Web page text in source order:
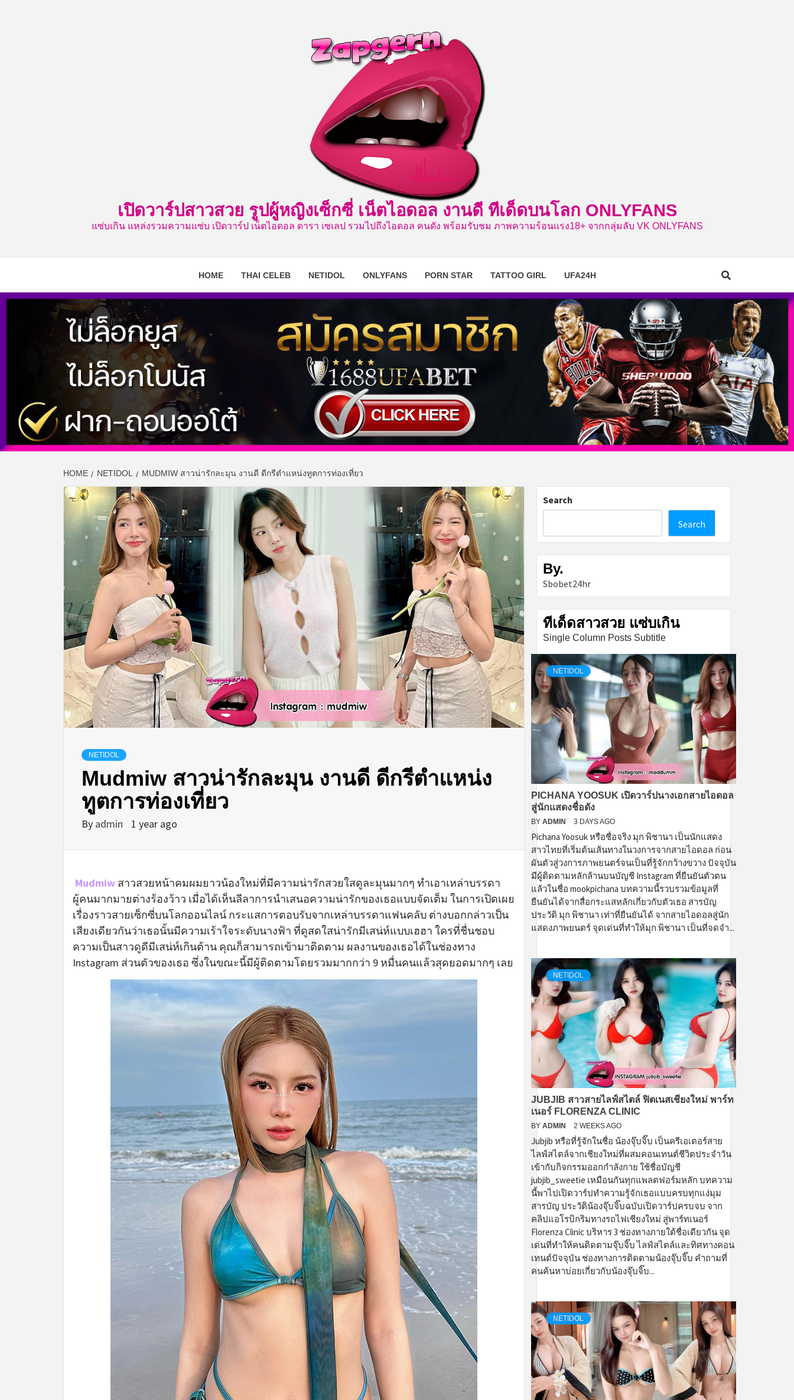
เปิดวาร์ปสาวสวย รูปผู้หญิงเซ็กซี่ เน็ตไอดอล งานดี ทีเด็ดบนโลก ONLYFANS
แซ่บเกิน แหล่งรวมความแซ่บ เปิดวาร์ป เน็ตไอดอล ดารา เซเลป รวมไปถึงไอดอล คนดัง พร้อมรับชม ภาพความร้อนแรง18+ จากกลุ่มลับ VK ONLYFANS
HOME THAI CELEB NETIDOL ONLYFANS PORN STAR TATTOO GIRL UFA24H
HOME NETIDOL MUDMIW สาวน่ารักละมุน งานดี ดีกรีตำแหน่งทูตการท่องเที่ยว
NETIDOL
Mudmiw สาวน่ารักละมุน งานดี ดีกรีตำแหน่ง
ทูตการท่องเที่ยว
By admin 1 year ago
Mudmiw สาวสวยหน้าคมผมยาวน้องใหม่ที่มีความน่ารักสวยใสดูละมุนมากๆ ทำเอาเหล่าบรรดา
ผู้คนมากมายต่างร้องว้าว เมื่อได้เห็นลีลาการนำเสนอความน่ารักของเธอแบบจัดเต็ม ในการเปิดเผย
เรื่องราวสายเซ็กซี่บนโลกออนไลน์ กระแสการตอบรับจากเหล่าบรรดาแฟนคลับ ต่างบอกกล่าวเป็น
เสียงเดียวกันว่าเธอนั้นมีความเร้าใจระดับนางฟ้า ที่ดูสดใสน่ารักมีเสน่ห์แบบเฮฮา ใครที่ชื่นชอบ
ความเป็นสาวดูดีมีเสน่ห์เกินต้าน คุณก็สามารถเข้ามาติดตาม ผลงานของเธอได้ในช่องทาง
Instagram ส่วนตัวของเธอ ซึ่งในขณะนี้มีผู้ติดตามโดยรวมมากกว่า 9 หมื่นคนแล้วสุดยอดมากๆ เลย
Search
Search
By.
Sbobet24hr
ทีเด็ดสาวสวย แซ่บเกิน
Single Column Posts Subtitle
NETIDOL
PICHANA YOOSUK เปิดวาร์ปนางเอกสายไอดอล
สู่นักแสดงชื่อดัง
BY ADMIN 3 DAYS AGO
Pichana Yoosuk หรือชื่อจริง มุก พิชานา เป็นนักแสดง
สาวไทยที่เริ่มต้นเส้นทางในวงการจากสายไอดอล ก่อน
ผันตัวสู่วงการภาพยนตร์จนเป็นที่รู้จักกว้างขวาง ปัจจุบัน
มีผู้ติดตามหลักล้านบนบัญชี Instagram ที่ยืนยันตัวตน
แล้วในชื่อ mookpichana บทความนี้รวบรวมข้อมูลที่
ยืนยันได้จากสื่อกระแสหลักเกี่ยวกับตัวเธอ สารบัญ
ประวัติ มุก พิชานา เท่าที่ยืนยันได้ จากสายไอดอลสู่นัก
แสดงภาพยนตร์ จุดเด่นที่ทำให้มุก พิชานา เป็นที่จดจำ...
NETIDOL
JUBJIB สาวสายไลฟ์สไตล์ ฟิตเนสเชียงใหม่ พาร์ท
เนอร์ FLORENZA CLINIC
BY ADMIN 2 WEEKS AGO
Jubjib หรือที่รู้จักในชื่อ น้องจุ๊บจิ๊บ เป็นครีเอเตอร์สาย
ไลฟ์สไตล์จากเชียงใหม่ที่ผสมคอนเทนต์ชีวิตประจำวัน
เข้ากับกิจกรรมออกกำลังกาย ใช้ชื่อบัญชี
jubjib_sweetie เหมือนกันทุกแพลตฟอร์มหลัก บทความ
นี้พาไปเปิดวาร์ปทำความรู้จักเธอแบบครบทุกแง่มุม
สารบัญ ประวัติน้องจุ๊บจิ๊บฉบับเปิดวาร์ปครบจบ จาก
คลิปแอโรบิกริมทางรถไฟเชียงใหม่ สู่พาร์ทเนอร์
Florenza Clinic บริหาร 3 ช่องทางภายใต้ชื่อเดียวกัน จุด
เด่นที่ทำให้คนติดตามจุ๊บจิ๊บ ไลฟ์สไตล์และทิศทางคอน
เทนต์ปัจจุบัน ช่องทางการติดตามน้องจุ๊บจิ๊บ คำถามที่
คนค้นหาบ่อยเกี่ยวกับน้องจุ๊บจิ๊บ...
NETIDOL